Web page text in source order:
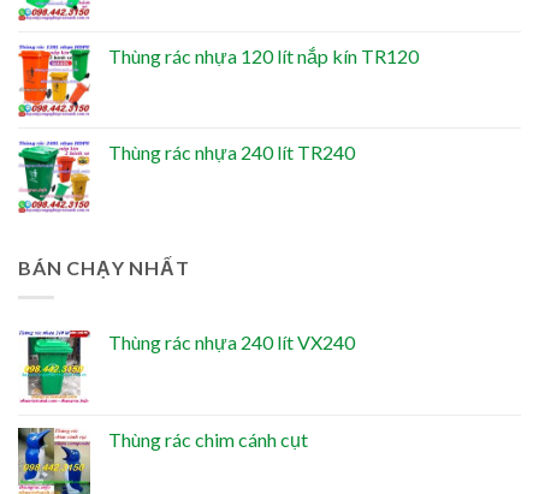
Thùng rác nhựa 120 lít nắp kín TR120
Thùng rác nhựa 240 lít TR240
BÁN CHẠY NHẤT
Thùng rác nhựa 240 lít VX240
Thùng rác chim cánh cụt